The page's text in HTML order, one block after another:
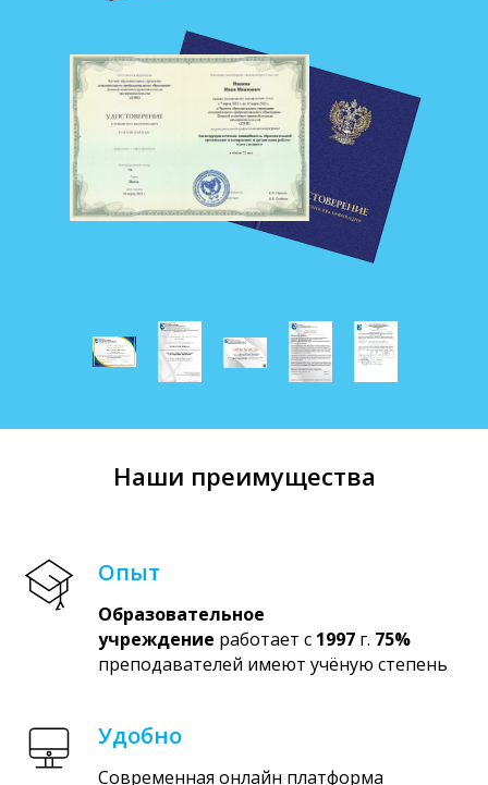
Наши преимущества
Опыт
Образовательное
учреждение работает с 1997 г. 75%
преподавателей имеют учёную степень
Удобно
Современная онлайн платформа